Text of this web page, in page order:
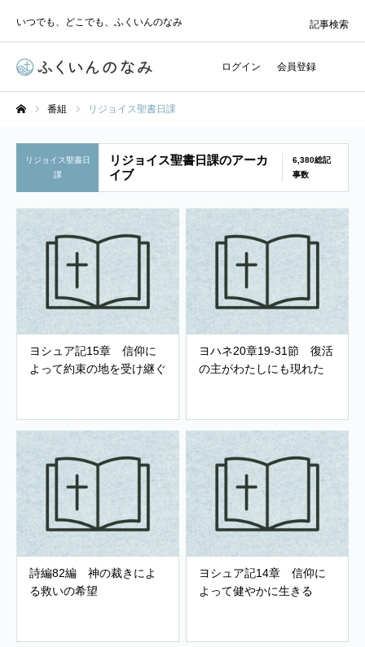
いつでも、どこでも、ふくいんのなみ
ログイン 会員登録
記事検索
番組 リジョイス聖書日課
リジョイス聖書日
課
リジョイス聖書日課のアーカ
イブ
6,380総記
事数
ヨシュア記15章 信仰に
よって約束の地を受け継ぐ
ヨハネ20章19-31節 復活
の主がわたしにも現れた
詩編82編 神の裁きによ
る救いの希望
ヨシュア記14章 信仰に
よって健やかに生きる